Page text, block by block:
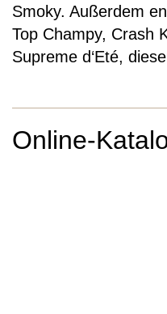
Smoky. Außerdem
Top Champy, Crash
Supreme d‘Eté,
Online-